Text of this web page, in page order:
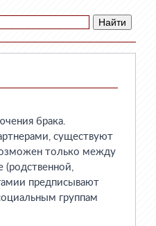
брака.
существуют
только между
(родственной,
предписывают
группам